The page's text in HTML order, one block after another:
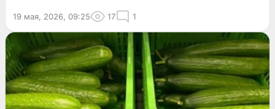
19 мая, 2026, 09:25 17 1